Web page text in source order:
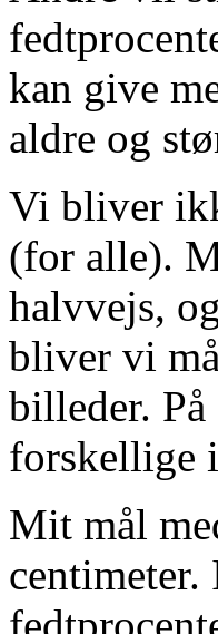
kan give
aldre og
Vi bliver
(for alle).
halvvejs,
bliver vi
billeder.
forskellige
Mit mål